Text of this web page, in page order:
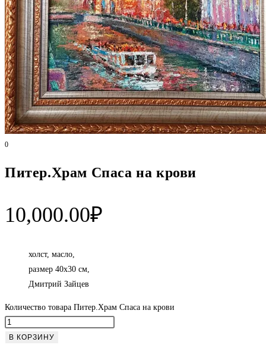
0
Питер.Храм Спаса на крови
10,000.00₽
холст, масло,
размер 40х30 см,
Дмитрий Зайцев
Количество товара Питер.Храм Спаса на крови
В КОРЗИНУ